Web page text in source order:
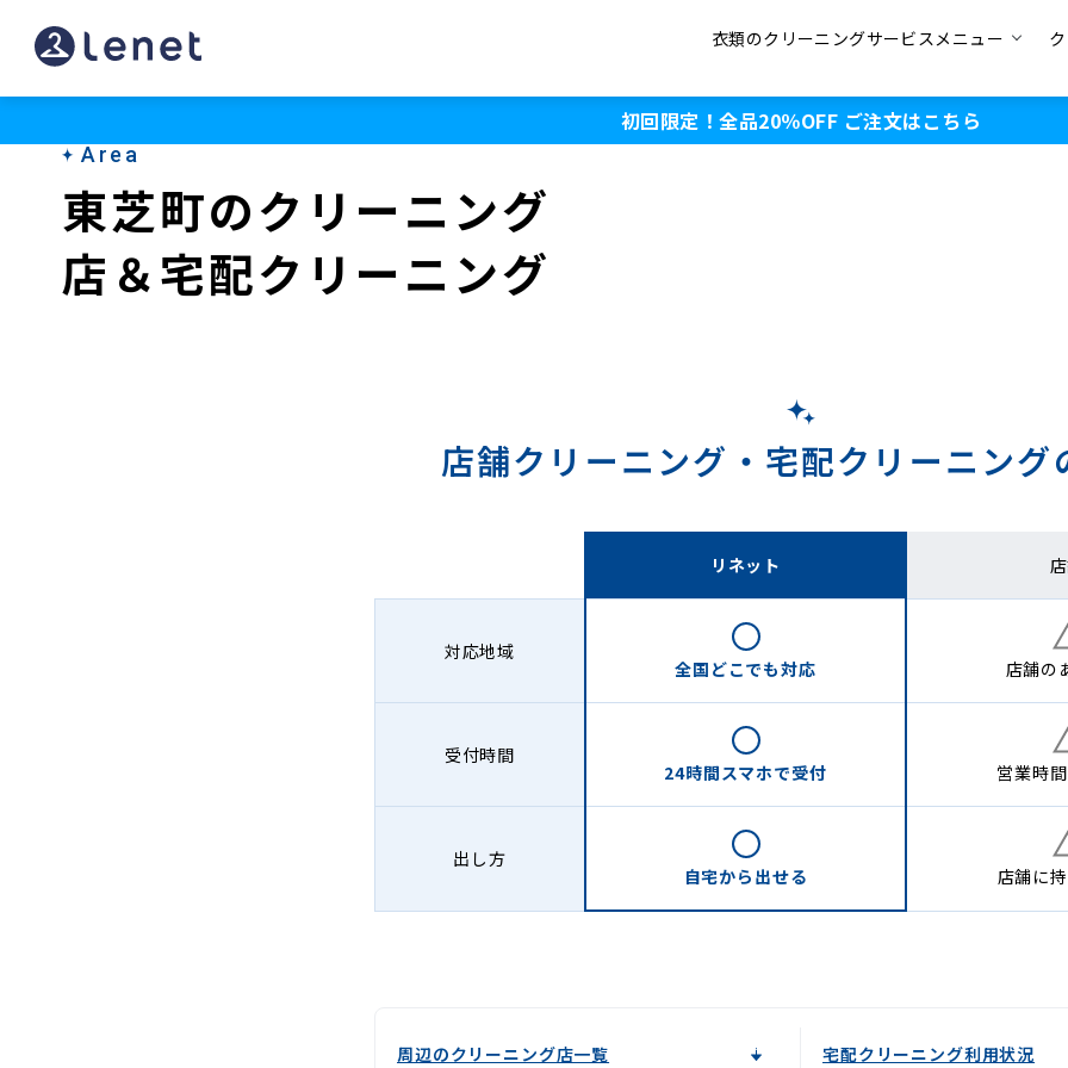
東
芝
衣類のクリーニングサービスメニュー
初回限定！全品20％OFF ご注文はこちら
Area
東芝町のクリーニング
店＆宅配クリーニング
店舗クリーニング・ 宅配クリーニング
リネット
対応地域
全国どこでも対応 店舗の
受付時間
24時間スマホで受付 営業時
出し方
自宅から 出せる 店舗に
周辺のクリーニング店一覧 宅配クリーニング利用状況